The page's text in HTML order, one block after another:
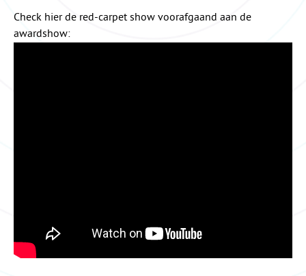
Check hier de red-carpet show voorafgaand aan de
awardshow: